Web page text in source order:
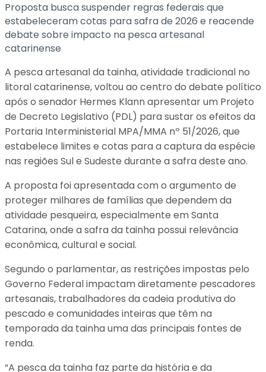
Proposta busca suspender regras federais que
estabeleceram cotas para safra de 2026 e reacende
debate sobre impacto na pesca artesanal
catarinense
A pesca artesanal da tainha, atividade tradicional no
litoral catarinense, voltou ao centro do debate político
após o senador Hermes Klann apresentar um Projeto
de Decreto Legislativo (PDL) para sustar os efeitos da
Portaria Interministerial MPA/MMA nº 51/2026, que
estabelece limites e cotas para a captura da espécie
nas regiões Sul e Sudeste durante a safra deste ano.
A proposta foi apresentada com o argumento de
proteger milhares de famílias que dependem da
atividade pesqueira, especialmente em Santa
Catarina, onde a safra da tainha possui relevância
econômica, cultural e social.
Segundo o parlamentar, as restrições impostas pelo
Governo Federal impactam diretamente pescadores
artesanais, trabalhadores da cadeia produtiva do
pescado e comunidades inteiras que têm na
temporada da tainha uma das principais fontes de
renda.
“A pesca da tainha faz parte da história e da